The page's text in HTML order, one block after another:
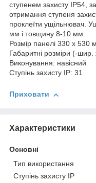
ступенем захисту IP54,
отримання ступеня
проклеїти ущільнювач.
мм і товщину 8-10 мм.
Розмір панелі 330 х 530
Габаритні розміри (-
Виконування: навісний
Ступінь захисту IP: 31
Приховати
Характеристики
Основні
Тип використання
Ступінь захисту IP